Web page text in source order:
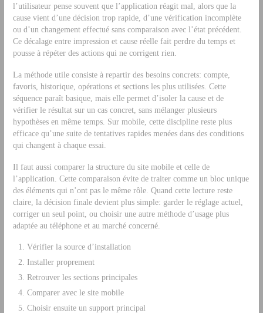
l’utilisateur pense souvent que l’application réagit mal, alors que la
cause vient d’une décision trop rapide, d’une vérification incomplète
ou d’un changement effectué sans comparaison avec l’état précédent.
Ce décalage entre impression et cause réelle fait perdre du temps et
pousse à répéter des actions qui ne corrigent rien.
La méthode utile consiste à repartir des besoins concrets: compte,
favoris, historique, opérations et sections les plus utilisées. Cette
séquence paraît basique, mais elle permet d’isoler la cause et de
vérifier le résultat sur un cas concret, sans mélanger plusieurs
hypothèses en même temps. Sur mobile, cette discipline reste plus
efficace qu’une suite de tentatives rapides menées dans des conditions
qui changent à chaque essai.
Il faut aussi comparer la structure du site mobile et celle de
l’application. Cette comparaison évite de traiter comme un bloc unique
des éléments qui n’ont pas le même rôle. Quand cette lecture reste
claire, la décision finale devient plus simple: garder le réglage actuel,
corriger un seul point, ou choisir une autre méthode d’usage plus
adaptée au téléphone et au marché concerné.
Vérifier la source d’installation
Installer proprement
Retrouver les sections principales
Comparer avec le site mobile
Choisir ensuite un support principal